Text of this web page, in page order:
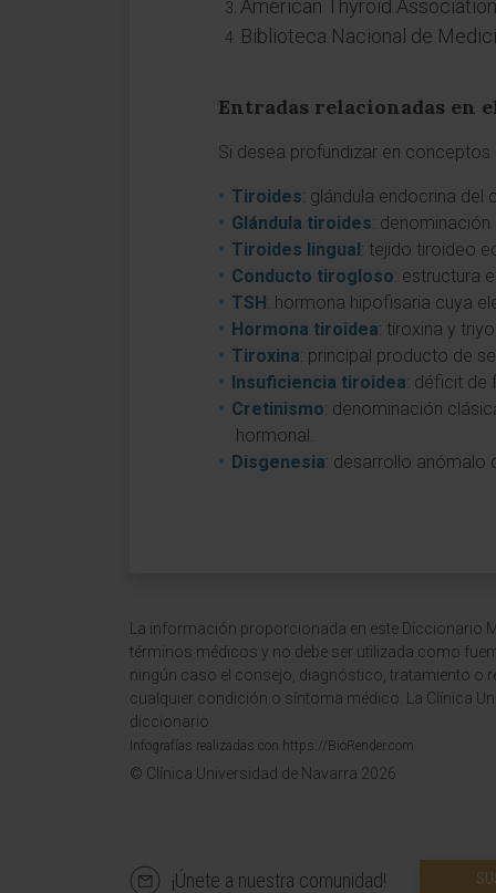
American Thyroid Association.
Biblioteca Nacional de
Entradas relacionadas en
Si desea profundizar en
Tiroides: glándula endocrina del
Glándula tiroides:
Tiroides lingual: tejido tiroideo
Conducto tirogloso: estructura
TSH: hormona hipofisaria cuya
Hormona tiroidea: tiroxina y
Tiroxina: principal producto de
Insuficiencia tiroidea: déficit de
Cretinismo: denominación
hormonal.
Disgenesia: desarrollo anómalo
La información proporcionada en este Diccionario
términos médicos y no debe ser utilizada como
ningún caso el consejo, diagnóstico, tratamiento o
cualquier condición o síntoma médico. La Clínica
diccionario.
Infografías realizadas con https://BioRender.com
© Clínica Universidad de Navarra 2026
¡Únete a nuestra comunidad!